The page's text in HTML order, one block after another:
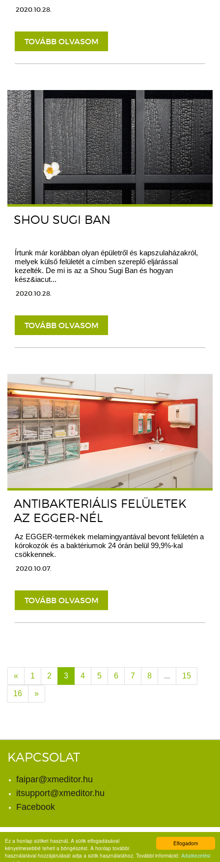
Elfogadom
Ez a honlap sütiket használ. A sütik elfogadásával
kényelmesebbé teheti a böngészést. A honlap további
használatával hozzájárulását adja a sütik használatához. További információ: Adatkezelési
2020.10.28.
TOVÁBB OLVASOM
SHOU SUGI BAN
Írtunk már korábban olyan épületről és kapszulaházakról,
melyek külső felületét a címben szereplő eljárással
kezelték. De mi is az a Shou Sugi Ban és hogyan
kész&iacut...
2020.10.28.
TOVÁBB OLVASOM
ANTIBAKTERIÁLIS FELÜLETEK
AZ EGGER-NÉL
Az EGGER-termékek melamingyantával bevont felületén a
kórokozók és a baktériumok 24 órán belül 99,9%-kal
csökkennek.
2020.10.07.
TOVÁBB OLVASOM
« 1 2 3 4 5 6 7 8 ... 15
16 »
KAPCSOLAT
faipar@xmeditor.hu
itsupport@xmeditor.hu
Facebook
© Copyright 2026. X-meditor Kft.
Minden jog fenntartva.